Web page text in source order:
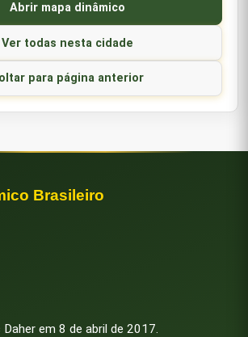
Abrir mapa dinâmico
Ver todas nesta cidade
para página anterior
Brasileiro
em 8 de abril de 2017.